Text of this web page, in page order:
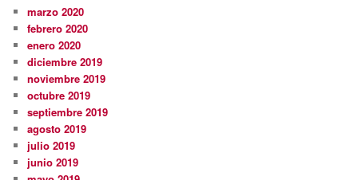
marzo 2020
febrero 2020
enero 2020
diciembre 2019
noviembre 2019
octubre 2019
septiembre 2019
agosto 2019
julio 2019
junio 2019